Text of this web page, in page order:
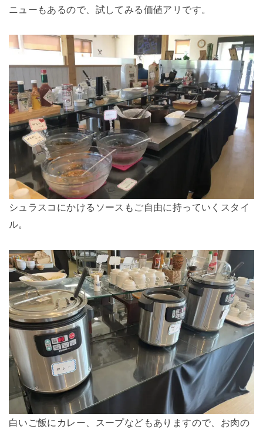
ニューもあるので、試してみる価値アリです。
シュラスコにかけるソースもご自由に持っていくスタイ
ル。
白いご飯にカレー、スープなどもありますので、お肉の